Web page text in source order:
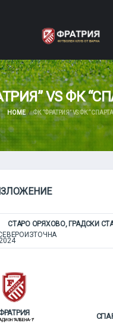
VS ФК
HOME ФК “ФРАТРИЯ” VS ФК
СТАРО ОРЯХОВО, ГРАДСКИ
"АЛБЕНА-1"